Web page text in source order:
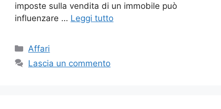
imposte sulla vendita di un immobile può
influenzare … Leggi tutto
Categorie
Affari
Lascia un commento